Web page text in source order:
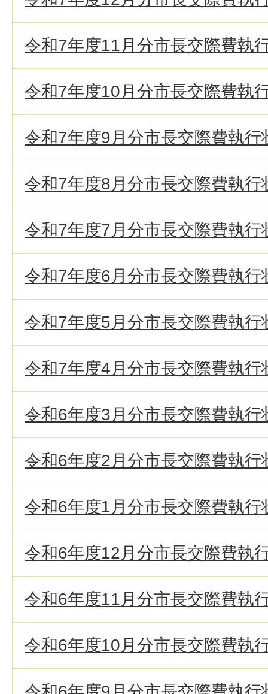
令和7年度11月分市長交際費執
令和7年度10月分市長交際費執
令和7年度9月分市長交際費執行
令和7年度8月分市長交際費執行
令和7年度7月分市長交際費執行
令和7年度6月分市長交際費執行
令和7年度5月分市長交際費執行
令和7年度4月分市長交際費執行
令和6年度3月分市長交際費執行
令和6年度2月分市長交際費執行
令和6年度1月分市長交際費執行
令和6年度12月分市長交際費執
令和6年度11月分市長交際費執
令和6年度10月分市長交際費執